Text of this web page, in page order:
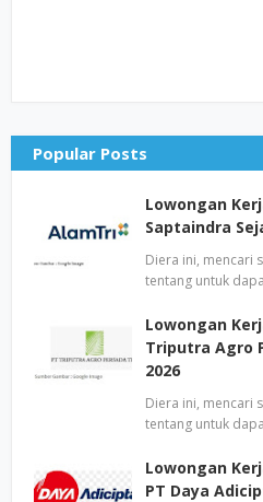
Popular Posts
Lowongan
Saptaindra
Diera ini, mencari
tentang untuk
Lowongan
Triputra Agro
2026
Diera ini, mencari
tentang untuk
Lowongan
PT Daya